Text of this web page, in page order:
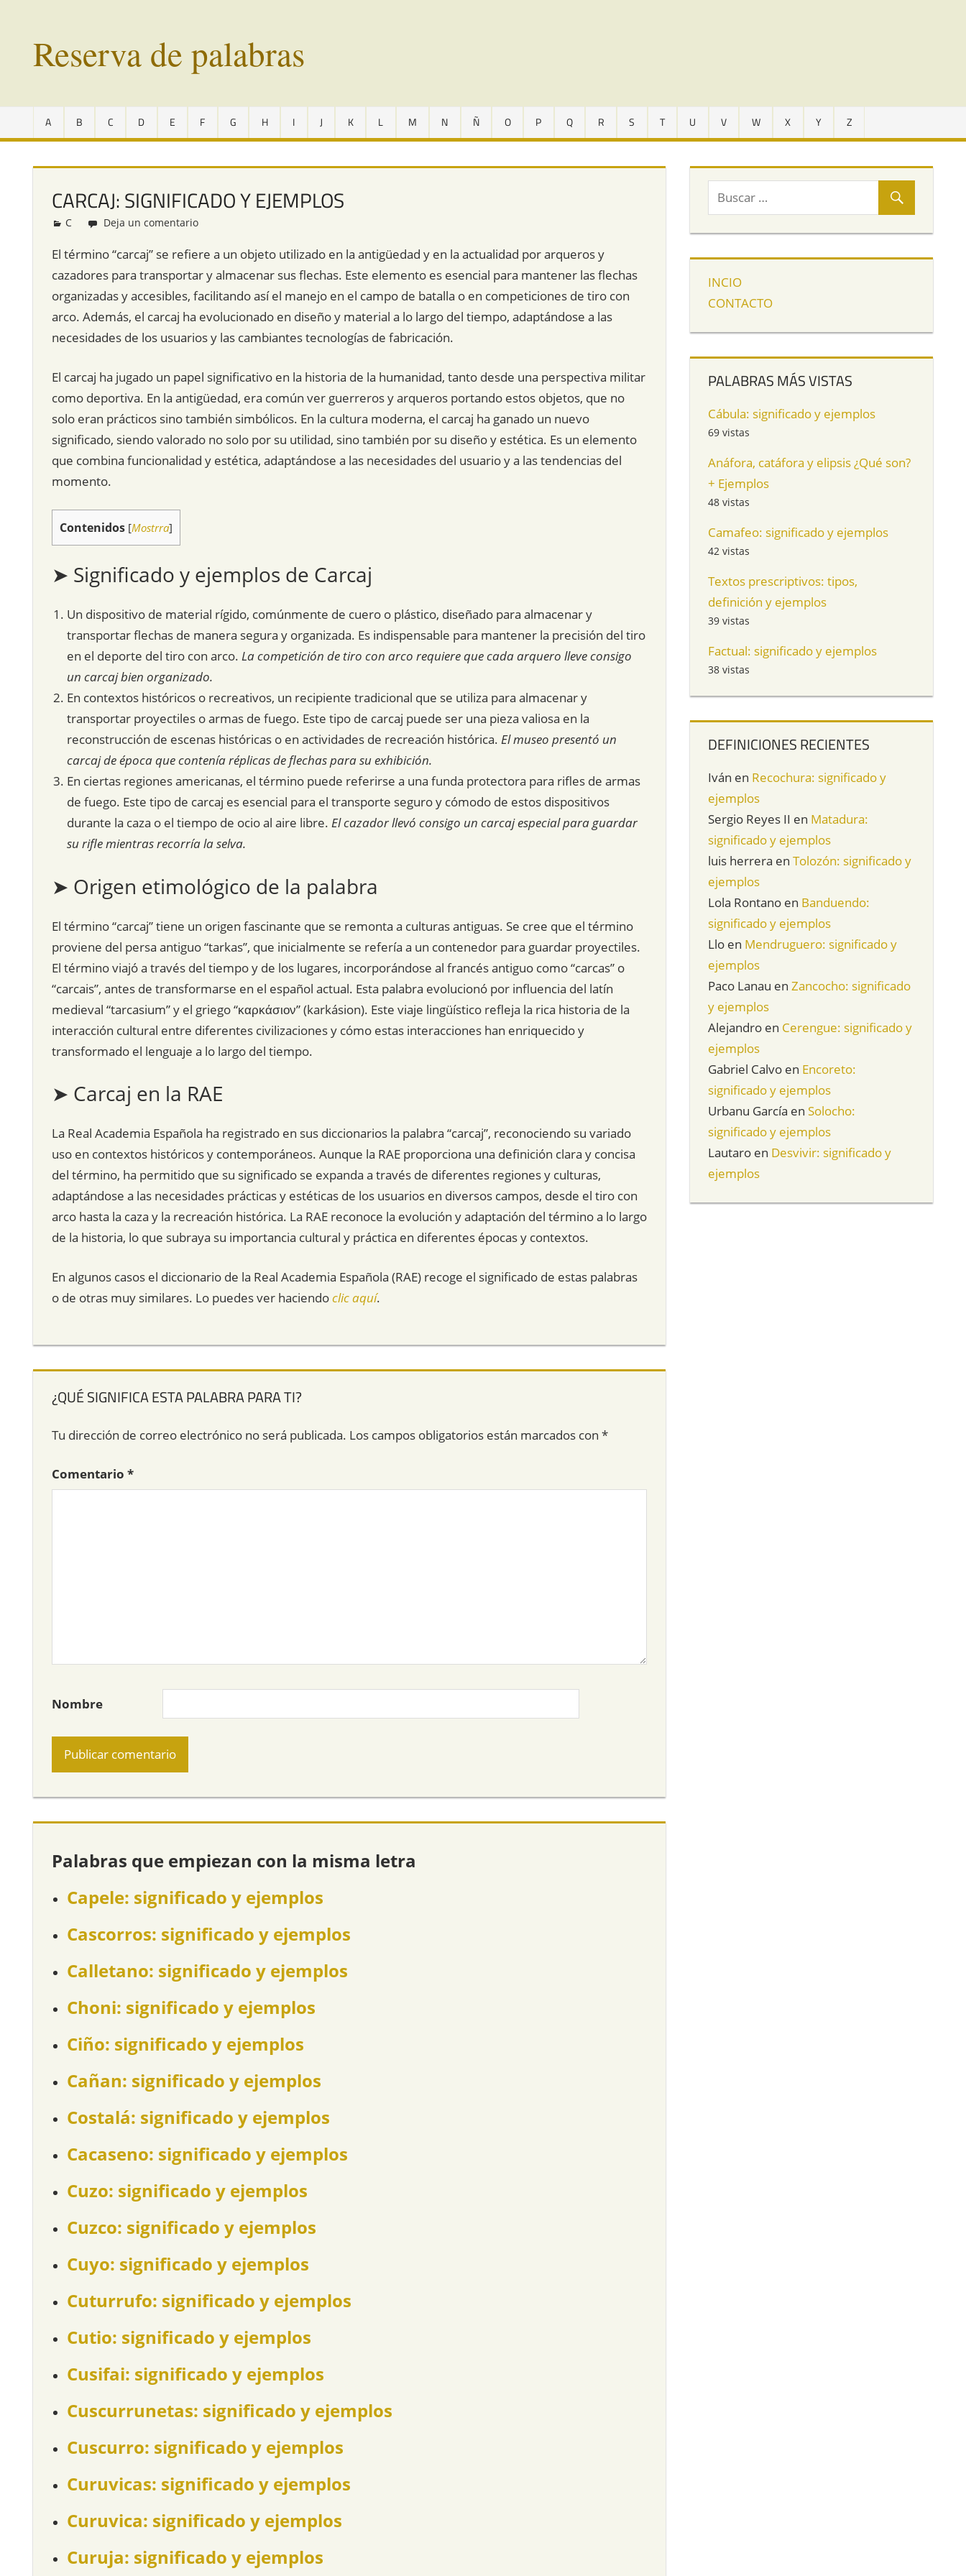
contenidoReserva de palabras
en
vías
extinción
todo
A B C D E F G H I J K L M N Ñ O P Q R S T U V W X Y Z
CARCAJ: SIGNIFICADO Y EJEMPLOS
Redacción
C Deja un comentario
El término “carcaj” se refiere a un objeto utilizado en la antigüedad y en la actualidad por arqueros y
cazadores para transportar y almacenar sus flechas. Este elemento es esencial para mantener las flechas
organizadas y accesibles, facilitando así el manejo en el campo de batalla o en competiciones de tiro con
arco. Además, el carcaj ha evolucionado en diseño y material a lo largo del tiempo, adaptándose a las
necesidades de los usuarios y las cambiantes tecnologías de fabricación.
El carcaj ha jugado un papel significativo en la historia de la humanidad, tanto desde una perspectiva militar
como deportiva. En la antigüedad, era común ver guerreros y arqueros portando estos objetos, que no
solo eran prácticos sino también simbólicos. En la cultura moderna, el carcaj ha ganado un nuevo
significado, siendo valorado no solo por su utilidad, sino también por su diseño y estética. Es un elemento
que combina funcionalidad y estética, adaptándose a las necesidades del usuario y a las tendencias del
momento.
Contenidos [Mostrra]
➤ Significado y ejemplos de Carcaj
Un dispositivo de material rígido, comúnmente de cuero o plástico, diseñado para almacenar y
transportar flechas de manera segura y organizada. Es indispensable para mantener la precisión del tiro
en el deporte del tiro con arco. La competición de tiro con arco requiere que cada arquero lleve consigo
un carcaj bien organizado.
En contextos históricos o recreativos, un recipiente tradicional que se utiliza para almacenar y
transportar proyectiles o armas de fuego. Este tipo de carcaj puede ser una pieza valiosa en la
reconstrucción de escenas históricas o en actividades de recreación histórica. El museo presentó un
carcaj de época que contenía réplicas de flechas para su exhibición.
En ciertas regiones americanas, el término puede referirse a una funda protectora para rifles de armas
de fuego. Este tipo de carcaj es esencial para el transporte seguro y cómodo de estos dispositivos
durante la caza o el tiempo de ocio al aire libre. El cazador llevó consigo un carcaj especial para guardar
su rifle mientras recorría la selva.
➤ Origen etimológico de la palabra
El término “carcaj” tiene un origen fascinante que se remonta a culturas antiguas. Se cree que el término
proviene del persa antiguo “tarkas”, que inicialmente se refería a un contenedor para guardar proyectiles.
El término viajó a través del tiempo y de los lugares, incorporándose al francés antiguo como “carcas” o
“carcais”, antes de transformarse en el español actual. Esta palabra evolucionó por influencia del latín
medieval “tarcasium” y el griego “καρκάσιον” (karkásion). Este viaje lingüístico refleja la rica historia de la
interacción cultural entre diferentes civilizaciones y cómo estas interacciones han enriquecido y
transformado el lenguaje a lo largo del tiempo.
➤ Carcaj en la RAE
La Real Academia Española ha registrado en sus diccionarios la palabra “carcaj”, reconociendo su variado
uso en contextos históricos y contemporáneos. Aunque la RAE proporciona una definición clara y concisa
del término, ha permitido que su significado se expanda a través de diferentes regiones y culturas,
adaptándose a las necesidades prácticas y estéticas de los usuarios en diversos campos, desde el tiro con
arco hasta la caza y la recreación histórica. La RAE reconoce la evolución y adaptación del término a lo largo
de la historia, lo que subraya su importancia cultural y práctica en diferentes épocas y contextos.
En algunos casos el diccionario de la Real Academia Española (RAE) recoge el significado de estas palabras
o de otras muy similares. Lo puedes ver haciendoclic aquí.
¿QUÉ SIGNIFICA ESTA PALABRA PARA TI?
Tu dirección de correo electrónico no será publicada. Los campos obligatorios están marcados con *
Comentario *
Nombre
Palabras que empiezan con la misma letra
Capele: significado y ejemplos
Cascorros: significado y ejemplos
Calletano: significado y ejemplos
Choni: significado y ejemplos
Ciño: significado y ejemplos
Cañan: significado y ejemplos
Costalá: significado y ejemplos
Cacaseno: significado y ejemplos
Cuzo: significado y ejemplos
Cuzco: significado y ejemplos
Cuyo: significado y ejemplos
Cuturrufo: significado y ejemplos
Cutio: significado y ejemplos
Cusifai: significado y ejemplos
Cuscurrunetas: significado y ejemplos
Cuscurro: significado y ejemplos
Curuvicas: significado y ejemplos
Curuvica: significado y ejemplos
Curuja: significado y ejemplos
INCIO
CONTACTO
PALABRAS MÁS VISTAS
Cábula: significado y ejemplos
69 vistas
Anáfora, catáfora y elipsis ¿Qué son?
+ Ejemplos
48 vistas
Camafeo: significado y ejemplos
42 vistas
Textos prescriptivos: tipos,
definición y ejemplos
39 vistas
Factual: significado y ejemplos
38 vistas
DEFINICIONES RECIENTES
Iván en Recochura: significado y
ejemplos
Sergio Reyes II en Matadura:
significado y ejemplos
luis herrera enTolozón: significado y
ejemplos
Lola Rontano en Banduendo:
significado y ejemplos
Llo en Mendruguero: significado y
ejemplos
Paco Lanau enZancocho: significado
y ejemplos
Alejandro en Cerengue: significado y
ejemplos
Gabriel Calvo en Encoreto:
significado y ejemplos
Urbanu García enSolocho:
significado y ejemplos
Lautaro en Desvivir: significado y
ejemplos